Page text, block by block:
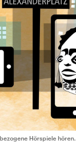
Hörspiele hören.